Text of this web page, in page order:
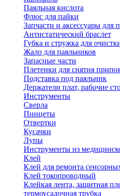
Паяльная кислота
Флюс для пайки
Запчасти и аксессуары для
Антистатический браслет
Губка и стружка для
Жало для паяльников
Запасные части
Плетенки для снятия
Подставка под паяльник
Держатели плат, рабочие
Инструменты
Сверла
Пинцеты
Отвертки
Кусачки
Лупы
Инструменты из
Клей
Клей для ремонта
Клей токопроводный
Клейкая лента, защитная
термоусадочная трубка